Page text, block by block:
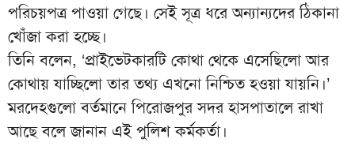
পরিচয়পত্র পাওয়া গেছে। সেই সূত্র ধরে অন্যান্যদের ঠিকানা
খোঁজা করা হচ্ছে।
তিনি বলেন, ‘প্রাইভেটকারটি কোথা থেকে এসেছিলো আর
কোথায় যাচ্ছিলো তার তথ্য এখনো নিশ্চিত হওয়া যায়নি।’
মরদেহগুলো বর্তমানে পিরোজপুর সদর হাসপাতালে রাখা
আছে বলে জানান এই পুলিশ কর্মকর্তা।